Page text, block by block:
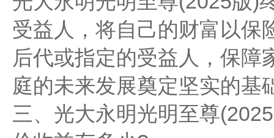
受益人，将自己的财富以保
后代或指定的受益人，保障
庭的未来发展奠定坚实的基
三、光大永明光明至尊